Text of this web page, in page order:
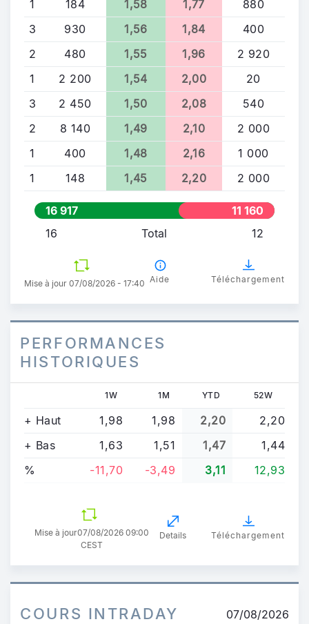
1 184 1,58 1,77
880
3
930 1,56 1,84
400
2
480 1,55 1,96
2 920
1
2 200 1,54 2,00
20
3
2 450 1,50 2,08
540
2
8 140 1,49 2,10
2 000
1
400 1,48 2,16
1 000
1
148 1,45 2,20 2 000
16 917
11 160
16
Total 12
Mise à jour 07/08/2026 - 17:40 Aide Téléchargement
PERFORMANCES
HISTORIQUES
1W 1M YTD 52W
+ Haut 1,98 1,98 2,20
2,20
+ Bas
1,63 1,51 1,47
1,44
%
-11,70 -3,49 3,11 12,93
Mise à jour07/08/2026 09:00
CEST
Details Téléchargement
COURS INTRADAY 07/08/2026